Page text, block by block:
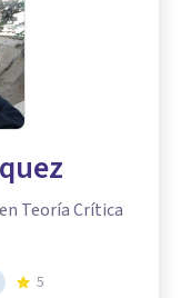
Teoría Crítica
5